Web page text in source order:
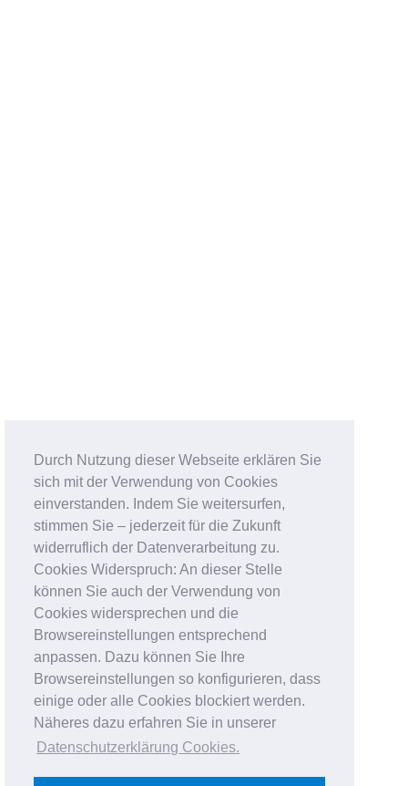
Durch Nutzung dieser Webseite erklären Sie
sich mit der Verwendung von Cookies
einverstanden. Indem Sie weitersurfen,
stimmen Sie – jederzeit für die Zukunft
widerruflich der Datenverarbeitung zu.
Cookies Widerspruch: An dieser Stelle
können Sie auch der Verwendung von
Cookies widersprechen und die
Browsereinstellungen entsprechend
anpassen. Dazu können Sie Ihre
Browsereinstellungen so konfigurieren, dass
einige oder alle Cookies blockiert werden.
Näheres dazu erfahren Sie in unserer
Datenschutzerklärung Cookies.